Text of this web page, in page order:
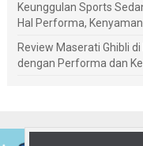
Keunggulan Sports
Hal Performa,
Review Maserati Ghibli
dengan Performa dan